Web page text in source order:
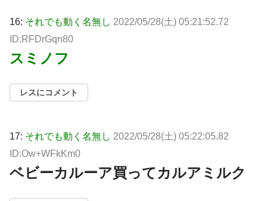
16: それでも動く名無し 2022/05/28(土) 05:21:52.72
ID:RFDrGqn80
スミノフ
レスにコメント
17: それでも動く名無し 2022/05/28(土) 05:22:05.82
ID:Ow+WFkKm0
ベビーカルーア買ってカルアミルク